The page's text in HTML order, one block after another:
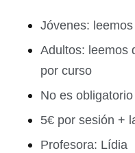
Jóvenes:
Adultos: leemos
por curso
No es
5€ por sesión +
Profesora: Lídia